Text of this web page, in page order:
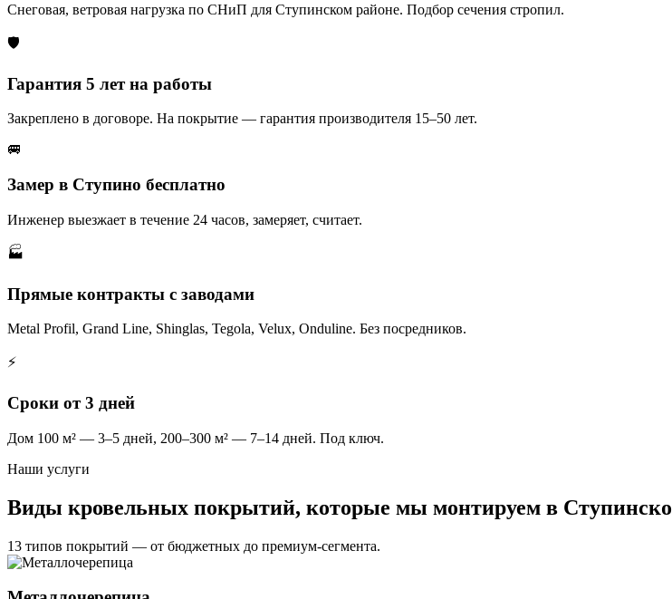
Снеговая, ветровая нагрузка по СНиП для Ступинском районе. Подбор сечения стропил.
🛡️
Гарантия 5 лет на работы
Закреплено в договоре. На покрытие — гарантия производителя 15–50 лет.
🚐
Замер в Ступино бесплатно
Инженер выезжает в течение 24 часов, замеряет, считает.
🏭
Прямые контракты с заводами
Metal Profil, Grand Line, Shinglas, Tegola, Velux, Onduline. Без посредников.
⚡
Сроки от 3 дней
Дом 100 м² — 3–5 дней, 200–300 м² — 7–14 дней. Под ключ.
Наши услуги
Виды кровельных покрытий, которые мы монтируем в
13 типов покрытий — от бюджетных до премиум-сегмента.